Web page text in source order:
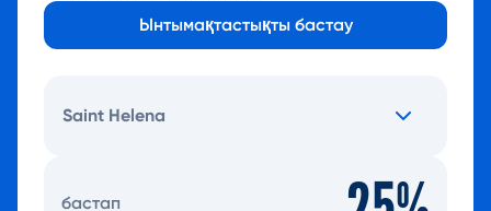
Ынтымақтастықты бастау
Saint Helena
бастап